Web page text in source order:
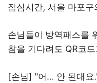
점심시간, 서울 마포구
손님들이 방역패스를
참을 기다려도 QR코
[손님] "어… 안 된대요